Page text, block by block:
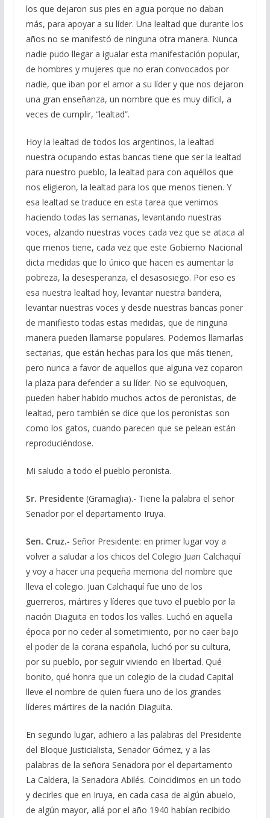
los que dejaron sus pies en agua porque no daban
más, para apoyar a su líder. Una lealtad que durante los
años no se manifestó de ninguna otra manera. Nunca
nadie pudo llegar a igualar esta manifestación popular,
de hombres y mujeres que no eran convocados por
nadie, que iban por el amor a su líder y que nos dejaron
una gran enseñanza, un nombre que es muy difícil, a
veces de cumplir, “lealtad”.
Hoy la lealtad de todos los argentinos, la lealtad
nuestra ocupando estas bancas tiene que ser la lealtad
para nuestro pueblo, la lealtad para con aquéllos que
nos eligieron, la lealtad para los que menos tienen. Y
esa lealtad se traduce en esta tarea que venimos
haciendo todas las semanas, levantando nuestras
voces, alzando nuestras voces cada vez que se ataca al
que menos tiene, cada vez que este Gobierno Nacional
dicta medidas que lo único que hacen es aumentar la
pobreza, la desesperanza, el desasosiego. Por eso es
esa nuestra lealtad hoy, levantar nuestra bandera,
levantar nuestras voces y desde nuestras bancas poner
de manifiesto todas estas medidas, que de ninguna
manera pueden llamarse populares. Podemos llamarlas
sectarias, que están hechas para los que más tienen,
pero nunca a favor de aquellos que alguna vez coparon
la plaza para defender a su líder. No se equivoquen,
pueden haber habido muchos actos de peronistas, de
lealtad, pero también se dice que los peronistas son
como los gatos, cuando parecen que se pelean están
reproduciéndose.
Mi saludo a todo el pueblo peronista.
Sr. Presidente(Gramaglia).- Tiene la palabra el señor
Senador por el departamento Iruya.
Sen. Cruz.- Señor Presidente: en primer lugar voy a
volver a saludar a los chicos del Colegio Juan Calchaquí
y voy a hacer una pequeña memoria del nombre que
lleva el colegio. Juan Calchaquí fue uno de los
guerreros, mártires y líderes que tuvo el pueblo por la
nación Diaguita en todos los valles. Luchó en aquella
época por no ceder al sometimiento, por no caer bajo
el poder de la corana española, luchó por su cultura,
por su pueblo, por seguir viviendo en libertad. Qué
bonito, qué honra que un colegio de la ciudad Capital
lleve el nombre de quien fuera uno de los grandes
líderes mártires de la nación Diaguita.
En segundo lugar, adhiero a las palabras del Presidente
del Bloque Justicialista, Senador Gómez, y a las
palabras de la señora Senadora por el departamento
La Caldera, la Senadora Abilés. Coincidimos en un todo
y decirles que en Iruya, en cada casa de algún abuelo,
de algún mayor, allá por el año 1940 habían recibido